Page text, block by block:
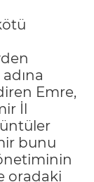
Emre,
İl
bunu
oradaki